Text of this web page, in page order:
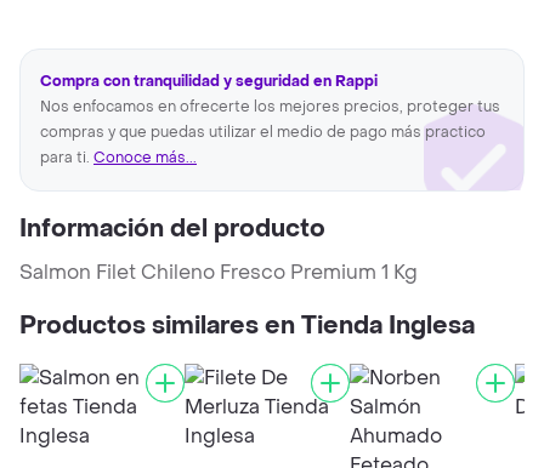
Compra con tranquilidad y seguridad en Rappi
Nos enfocamos en ofrecerte los mejores precios, proteger tus
compras y que puedas utilizar el medio de pago más practico
para ti. Conoce más...
Información del producto
Salmon Filet Chileno Fresco Premium 1 Kg
Productos similares en Tienda Inglesa